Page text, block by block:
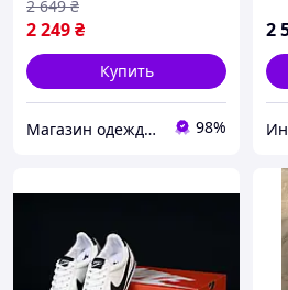
2 249₴
2 649 ₴
Купить
Магазин одежды обуви и топовых товаров 98%
2